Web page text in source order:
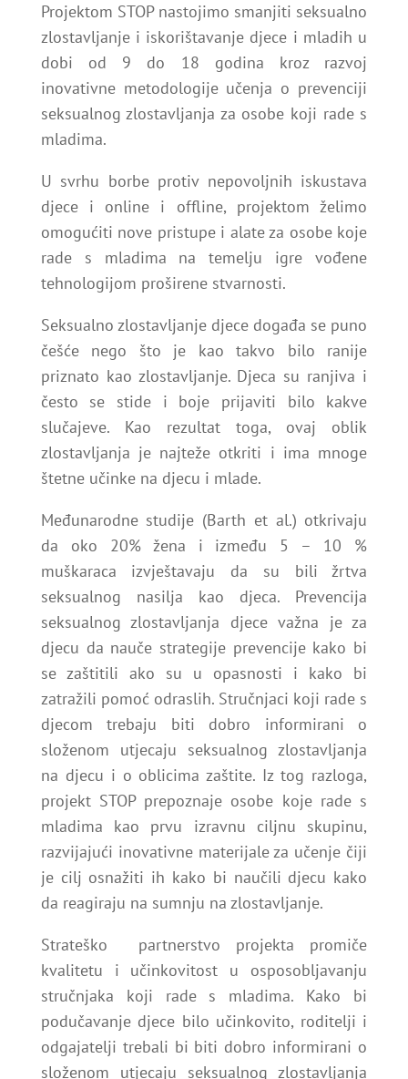
Projektom STOP nastojimo smanjiti seksualno
zlostavljanje i iskorištavanje djece i mladih u
dobi od 9 do 18 godina kroz razvoj
inovativne metodologije učenja o prevenciji
seksualnog zlostavljanja za osobe koji rade s
mladima.
U svrhu borbe protiv nepovoljnih iskustava
djece i online i offline, projektom želimo
omogućiti nove pristupe i alate za osobe koje
rade s mladima na temelju igre vođene
tehnologijom proširene stvarnosti.
Seksualno zlostavljanje djece događa se puno
češće nego što je kao takvo bilo ranije
priznato kao zlostavljanje. Djeca su ranjiva i
često se stide i boje prijaviti bilo kakve
slučajeve. Kao rezultat toga, ovaj oblik
zlostavljanja je najteže otkriti i ima mnoge
štetne učinke na djecu i mlade.
Međunarodne studije (Barth et al.) otkrivaju
da oko 20% žena i između 5 – 10 %
muškaraca izvještavaju da su bili žrtva
seksualnog nasilja kao djeca. Prevencija
seksualnog zlostavljanja djece važna je za
djecu da nauče strategije prevencije kako bi
se zaštitili ako su u opasnosti i kako bi
zatražili pomoć odraslih. Stručnjaci koji rade s
djecom trebaju biti dobro informirani o
složenom utjecaju seksualnog zlostavljanja
na djecu i o oblicima zaštite. Iz tog razloga,
projekt STOP prepoznaje osobe koje rade s
mladima kao prvu izravnu ciljnu skupinu,
razvijajući inovativne materijale za učenje čiji
je cilj osnažiti ih kako bi naučili djecu kako
da reagiraju na sumnju na zlostavljanje.
Strateško partnerstvo projekta promiče
kvalitetu i učinkovitost u osposobljavanju
stručnjaka koji rade s mladima. Kako bi
podučavanje djece bilo učinkovito, roditelji i
odgajatelji trebali bi biti dobro informirani o
složenom utjecaju seksualnog zlostavljanja